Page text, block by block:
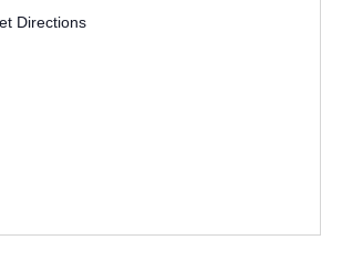
Directions